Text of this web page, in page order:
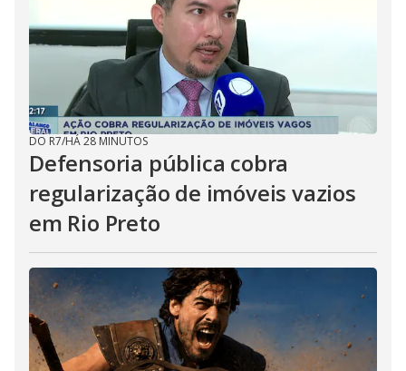
DO R7/HÁ 28 MINUTOS
Defensoria pública cobra
regularização de imóveis vazios
em Rio Preto